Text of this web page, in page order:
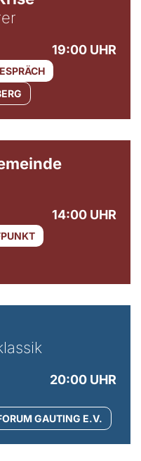
19:00 UHR
14:00 UHR
20:00 UHR
GAUTING E.V.